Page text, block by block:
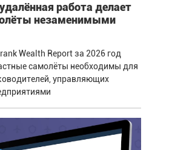
работа делает
незаменимыми
Wealth Report за 2026 год
самолёты необходимы для
управляющих